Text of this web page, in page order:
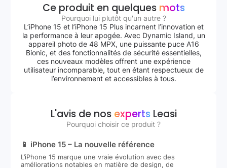
Ce produit en quelques mots
Pourquoi lui plutôt qu'un autre ?
L’iPhone 15 et l’iPhone 15 Plus incarnent l’innovation et
la performance à leur apogée. Avec Dynamic Island, un
appareil photo de 48 MPX, une puissante puce A16
Bionic, et des fonctionnalités de sécurité essentielles,
ces nouveaux modèles offrent une expérience
utilisateur incomparable, tout en étant respectueux de
l’environnement et accessibles à tous.
L'avis de nos expertsLeasi
Pourquoi choisir ce produit ?
📱 iPhone 15 – La nouvelle référence
L’iPhone 15 marque une vraie évolution avec des
améliorations notables en matière de design, de